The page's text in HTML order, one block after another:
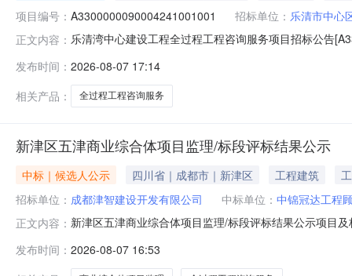
项目编号： A3300000090004241001001 招标单位： 乐清市中心
正文内容： 乐清湾中心建设工程全过程工程咨询服务项目招标公告
62537001来源平台:浙江省统一招投标交易平台接收时间:
发布时间： 2026-08-07 17:14
相关产品：
全过程工程咨询服务
新津区五津商业综合体项目监理/标段评标结果公示
中标｜候选人公示 四川省｜成都市｜新津区 工程建筑
招标单位： 成都津智建设开发有限公司 中标单位： 中锦冠达工程
正文内容： 新津区五津商业综合体项目监理/标段评标结果公示项目
08月10日投标最高限价（元）1764864中标候选人及排
发布时间： 2026-08-07 16:53